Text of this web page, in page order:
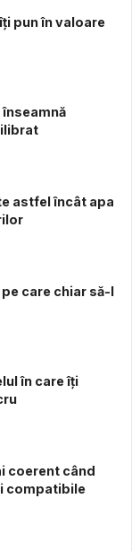
pun în valoare
înseamnă
astfel încât apa
care chiar să-l
în care îți
coerent când
compatibile